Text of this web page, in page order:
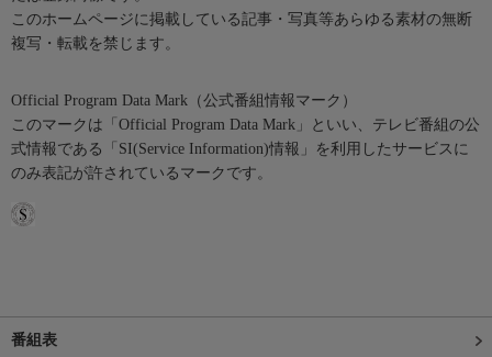
このホームページに掲載している記事・写真等あらゆる素材の無断
複写・転載を禁じます。
Official Program Data Mark（公式番組情報マーク）
このマークは「Official Program Data Mark」といい、テレビ番組の公
式情報である「SI(Service Information)情報」を利用したサービスに
のみ表記が許されているマークです。
番組表